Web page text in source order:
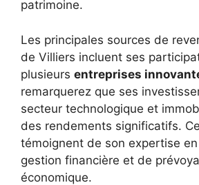
patrimoine.
Les principales sources de
de Villiers incluent ses
plusieurs entreprises
remarquerez que ses
secteur technologique et
des rendements significatifs.
témoignent de son expertise
gestion financière et de
économique.